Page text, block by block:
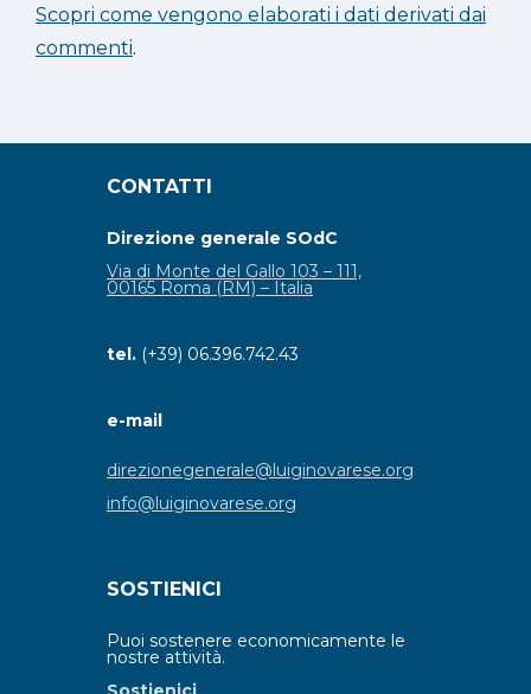
Scopri come vengono elaborati i dati derivati dai
commenti.
CONTATTI
Direzione generale SOdC
Via di Monte del Gallo 103 – 111,
00165 Roma (RM) – Italia
tel. (+39) 06.396.742.43
e-mail
direzionegenerale@luiginovarese.org
info@luiginovarese.org
SOSTIENICI
Puoi sostenere economicamente le
nostre attività.